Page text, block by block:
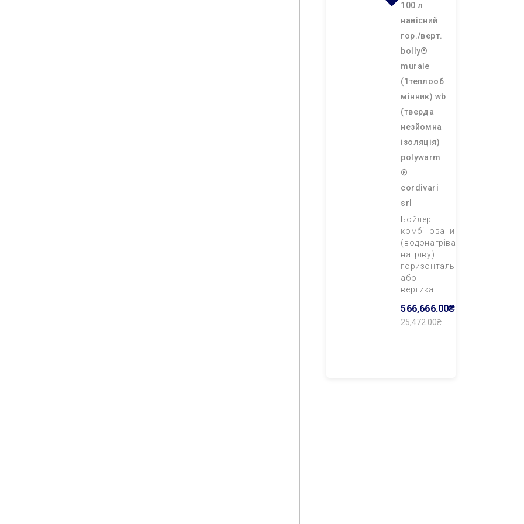
100 л
навісний
гор./верт.
bolly®
murale
(1теплооб
мінник) wb
(тверда
незйомна
ізоляція)
polywarm
®
cordivari
srl
Бойлер
комбінований
(водонагрівач непрямого
нагріву)
горизонтального
або
вертика..
566,666.00₴
25,472.00₴